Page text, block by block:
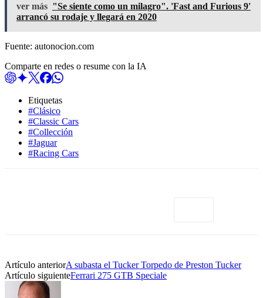
ver más "Se siente como un milagro". 'Fast and Furious 9'
arrancó su rodaje y llegará en 2020
Fuente: autonocion.com
Comparte en redes o resume con la IA
Etiquetas
#Clásico
#Classic Cars
#Collección
#Jaguar
#Racing Cars
Artículo anteriorA subasta el Tucker Torpedo de Preston Tucker
Artículo siguienteFerrari 275 GTB Speciale